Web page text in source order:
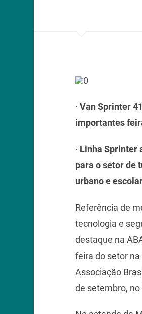
· Van Sprinter
importantes
· Linha Sprinter
para o setor de
urbano e
Referência de
tecnologia e
destaque na
feira do setor
Associação
de setembro, no